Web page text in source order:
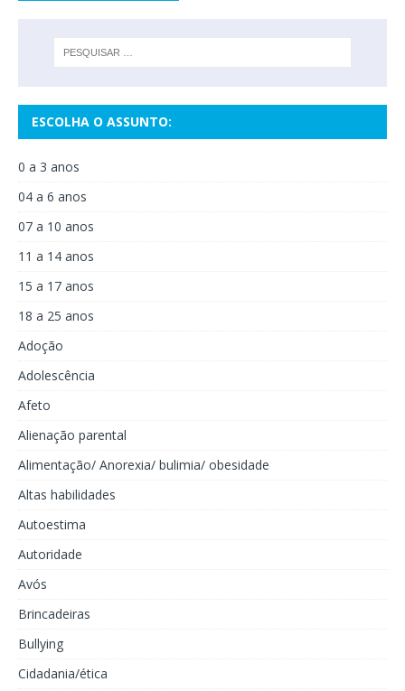
ESCOLHA O ASSUNTO:
0 a 3 anos
04 a 6 anos
07 a 10 anos
11 a 14 anos
15 a 17 anos
18 a 25 anos
Adoção
Adolescência
Afeto
Alienação parental
Alimentação/ Anorexia/ bulimia/ obesidade
Altas habilidades
Autoestima
Autoridade
Avós
Brincadeiras
Bullying
Cidadania/ética